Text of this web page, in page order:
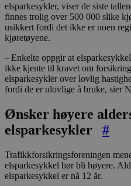
elsparkesykler, viser de siste
finnes trolig over 500 000 slike
usikkert fordi det ikke er noen
kjøretøyene.
– Enkelte oppgir at
ikke kjente til kravet om
elsparkesykler over lovlig
fordi de er ulovlige å bruke, sier
Ønsker høyere
elsparkesykler #
Trafikkforsikringsforeningen
elsparkesykkel bør bli høyere.
elsparkesykkel er nå 12 år.